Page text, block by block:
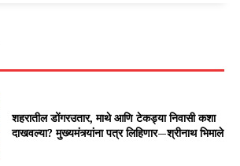
शहरातील डोंगरउतार, माथे आणि टेकड्या निवासी कशा
दाखवल्या? मुख्यमंत्र्यांना पत्र लिहिणार—श्रीनाथ भिमाले